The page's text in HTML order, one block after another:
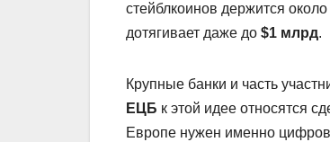
стейблкоинов держится около
дотягивает даже до $1 млрд.
Крупные банки и часть
ЕЦБ к этой идее относятся
Европе нужен именно